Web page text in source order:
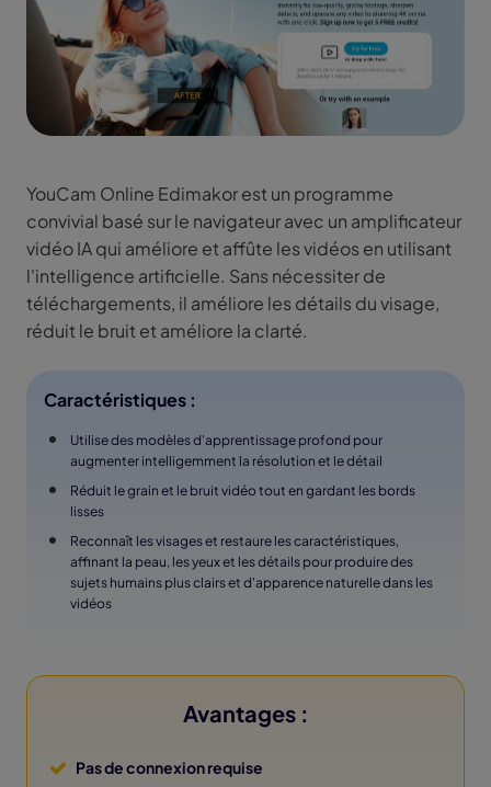
YouCam Online Edimakor est un programme
convivial basé sur le navigateur avec un amplificateur
vidéo IA qui améliore et affûte les vidéos en utilisant
l'intelligence artificielle. Sans nécessiter de
téléchargements, il améliore les détails du visage,
réduit le bruit et améliore la clarté.
Caractéristiques :
Utilise des modèles d'apprentissage profond pour
augmenter intelligemment la résolution et le détail
Réduit le grain et le bruit vidéo tout en gardant les bords
lisses
Reconnaît les visages et restaure les caractéristiques,
affinant la peau, les yeux et les détails pour produire des
sujets humains plus clairs et d'apparence naturelle dans les
vidéos
Avantages :
Pas de connexion requise